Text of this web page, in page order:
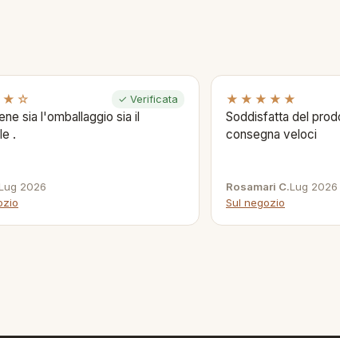
✓ Verificata
sia l'omballaggio sia il
.
2026
★★★★★
Soddisfatta del
consegna veloci
Rosamari C.Lug 2026
Sul negozio